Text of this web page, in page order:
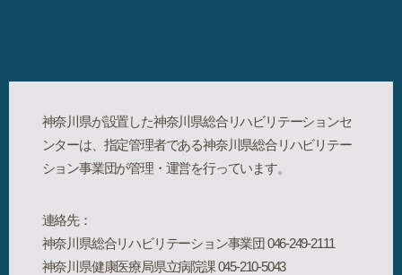
神奈川県が設置した神奈川県総合リハビリテーションセ
ンターは、指定管理者である神奈川県総合リハビリテー
ション事業団が管理・運営を行っています。
連絡先：
神奈川県総合リハビリテーション事業団 046-249-2111
神奈川県健康医療局県立病院課 045-210-5043